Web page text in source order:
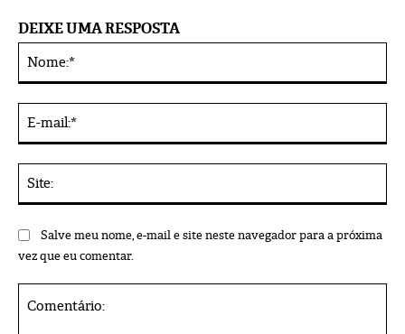
DEIXE UMA RESPOSTA
Salve meu nome, e-mail e site neste navegador para a próxima
vez que eu comentar.